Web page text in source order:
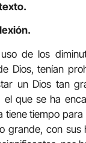
de los
Dios, tenían
un Dios tan
el que se ha
tiene tiempo
grande, con sus